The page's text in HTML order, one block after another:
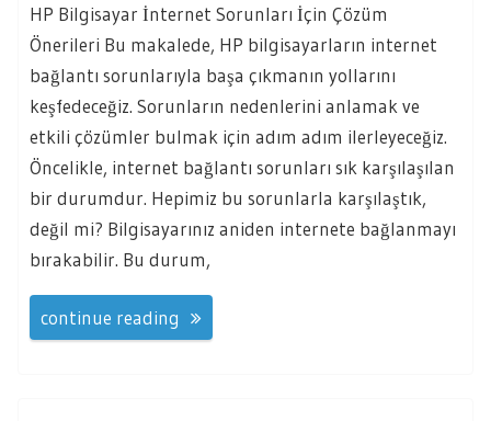
HP Bilgisayar İnternet Sorunları İçin Çözüm
Önerileri Bu makalede, HP bilgisayarların internet
bağlantı sorunlarıyla başa çıkmanın yollarını
keşfedeceğiz. Sorunların nedenlerini anlamak ve
etkili çözümler bulmak için adım adım ilerleyeceğiz.
Öncelikle, internet bağlantı sorunları sık karşılaşılan
bir durumdur. Hepimiz bu sorunlarla karşılaştık,
değil mi? Bilgisayarınız aniden internete bağlanmayı
bırakabilir. Bu durum,
continue reading